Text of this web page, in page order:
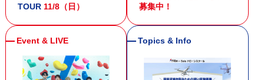
TOUR 11/8（日）
募集中！